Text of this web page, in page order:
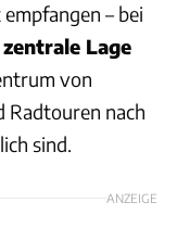
– bei
zentrale Lage
von
Radtouren nach
sind.
ANZEIGE